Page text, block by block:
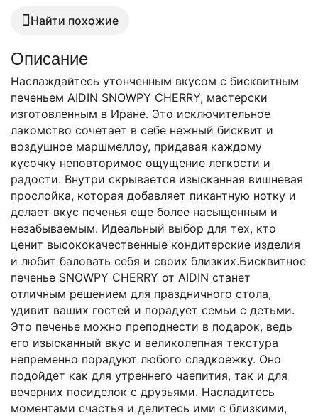
Найти похожие
Описание
Наслаждайтесь утонченным вкусом с бисквитным
печеньем AIDIN SNOWPY CHERRY, мастерски
изготовленным в Иране. Это исключительное
лакомство сочетает в себе нежный бисквит и
воздушное маршмеллоу, придавая каждому
кусочку неповторимое ощущение легкости и
радости. Внутри скрывается изысканная вишневая
прослойка, которая добавляет пикантную нотку и
делает вкус печенья еще более насыщенным и
незабываемым. Идеальный выбор для тех, кто
ценит высококачественные кондитерские изделия
и любит баловать себя и своих близких.Бисквитное
печенье SNOWPY CHERRY от AIDIN станет
отличным решением для праздничного стола,
удивит ваших гостей и порадует семьи с детьми.
Это печенье можно преподнести в подарок, ведь
его изысканный вкус и великолепная текстура
непременно порадуют любого сладкоежку. Оно
подойдет как для утреннего чаепития, так и для
вечерних посиделок с друзьями. Насладитесь
моментами счастья и делитесь ими с близкими,